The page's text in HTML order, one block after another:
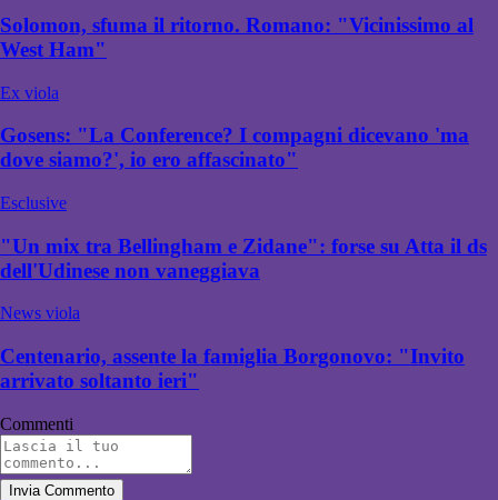
Solomon, sfuma il ritorno. Romano: "Vicinissimo al
West Ham"
Ex viola
Gosens: "La Conference? I compagni dicevano 'ma
dove siamo?', io ero affascinato"
Esclusive
"Un mix tra Bellingham e Zidane": forse su Atta il ds
dell'Udinese non vaneggiava
News viola
Centenario, assente la famiglia Borgonovo: "Invito
arrivato soltanto ieri"
Commenti
Invia Commento